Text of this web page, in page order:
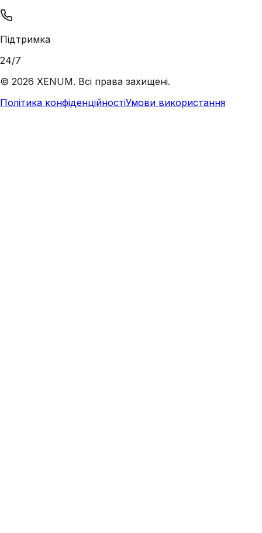
Підтримка
24/7
© 2026 XENUM. Всі права захищені.
Політика конфіденційностіУмови використання